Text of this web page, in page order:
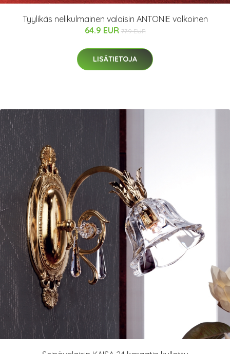
Tyylikäs nelikulmainen valaisin ANTONIE valkoinen
64.9 EUR 77.9 EUR
LISÄTIETOJA